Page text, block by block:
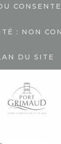
: NON
DU SITE